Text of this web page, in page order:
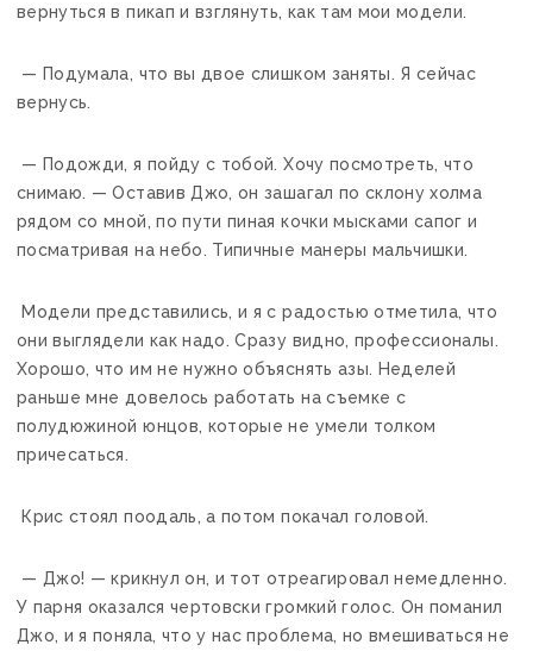
вернуться в пикап и взглянуть, как там мои модели.
— Подумала, что вы двое слишком заняты. Я сейчас
вернусь.
— Подожди, я пойду с тобой. Хочу посмотреть, что
снимаю. — Оставив Джо, он зашагал по склону холма
рядом со мной, по пути пиная кочки мысками сапог и
посматривая на небо. Типичные манеры мальчишки.
Модели представились, и я с радостью отметила, что
они выглядели как надо. Сразу видно, профессионалы.
Хорошо, что им не нужно объяснять азы. Неделей
раньше мне довелось работать на съемке с
полудюжиной юнцов, которые не умели толком
причесаться.
Крис стоял поодаль, а потом покачал головой.
— Джо! — крикнул он, и тот отреагировал немедленно.
У парня оказался чертовски громкий голос. Он поманил
Джо, и я поняла, что у нас проблема, но вмешиваться не